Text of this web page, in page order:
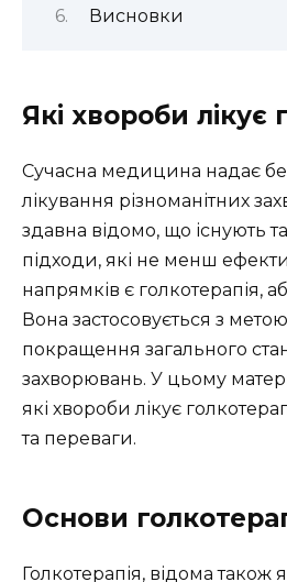
Висновки
Які хвороби лікує
Сучасна медицина надає
лікування різноманітних
здавна відомо, що існують
підходи, які не менш
напрямків є голкотерапія,
Вона застосовується з
покращення загального
захворювань. У цьому
які хвороби лікує
та переваги.
Основи
Голкотерапія, відома також